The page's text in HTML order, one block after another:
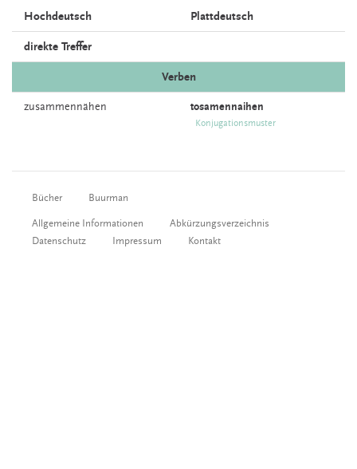
Hochdeutsch Plattdeutsch
direkte Treffer
Verben
zusammennähen tosamennaihen
Konjugationsmuster
Bücher Buurman
Allgemeine Informationen
Abkürzungsverzeichnis
Datenschutz
Impressum Kontakt